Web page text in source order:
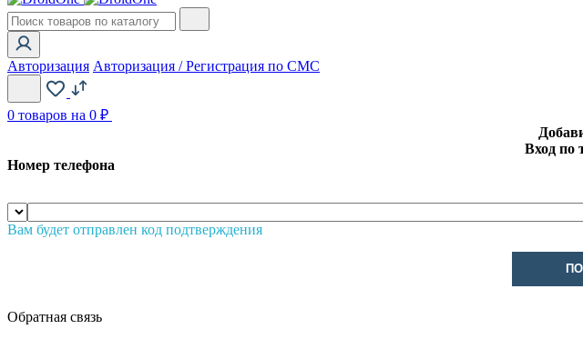
Авторизация Авторизация / Регистрация по СМС
0 товаров на 0 ₽
Вход по
Номер телефона
Вам будет отправлен код подтверждения
Обратная связь